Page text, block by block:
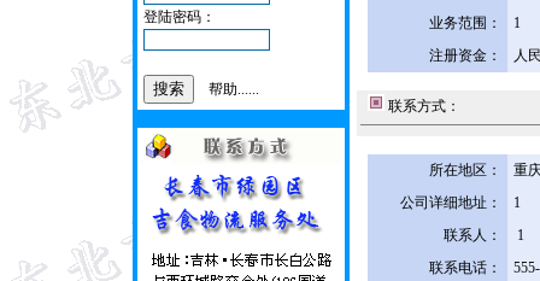
登陆密码：
帮助......
业务范围：
1
注册资金：
人
联系方式：
所在地区：
重
公司详细地址：
1
联系人：
1
联系电话：